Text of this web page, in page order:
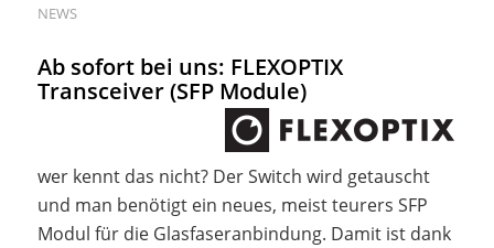
NEWS
Ab sofort bei uns: FLEXOPTIX
Transceiver (SFP Module)
wer kennt das nicht? Der Switch wird getauscht
und man benötigt ein neues, meist teurers SFP
Modul für die Glasfaseranbindung. Damit ist dank